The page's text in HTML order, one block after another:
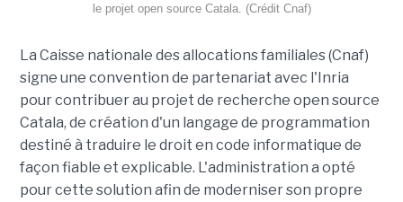
le projet open source Catala. (Crédit Cnaf)
La Caisse nationale des allocations familiales (Cnaf)
signe une convention de partenariat avec l'Inria
pour contribuer au projet de recherche open source
Catala, de création d'un langage de programmation
destiné à traduire le droit en code informatique de
façon fiable et explicable. L'administration a opté
pour cette solution afin de moderniser son propre